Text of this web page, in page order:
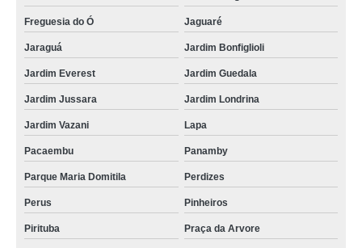
Freguesia do Ó Jaguaré
Jaraguá Jardim Bonfiglioli
Jardim Everest Jardim Guedala
Jardim Jussara Jardim Londrina
Jardim Vazani Lapa
Pacaembu Panamby
Parque Maria Domitila Perdizes
Perus Pinheiros
Pirituba Praça da Arvore